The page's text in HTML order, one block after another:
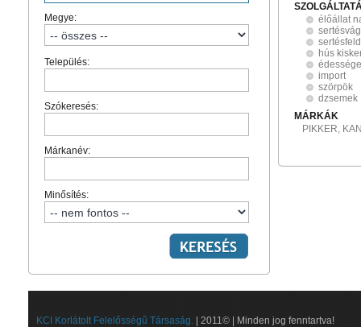
Megye:
Település:
Szókeresés:
Márkanév:
Minősítés:
élőállat
hús
import
szörpök
dzsemek
MÁRKÁK
PIKKER,
KCI Korlátolt Felelősségű Társaság. | 2011© | Minden jog fenntartva!